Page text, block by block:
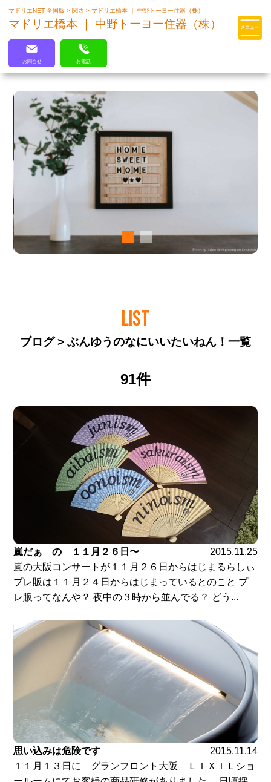
マドリエはLIXILの厳しい基準を
クリアした住まいのプロ集団です
マドリエNET 全国版> 関西>マドリエ橋本 ｜ 中野トーヨー住器（株）
マドリエ橋本 ｜ 中野トーヨー住器（株）
お問合せ お電話
LIST
ブログ > ぶんゆうのなにいいたいねん！一覧
91件
嵐だぁ の １１月２６日〜
2015.11.25
嵐の大阪コンサートが１１月２６日からはじまるらしぃ
プレ販は１１月２４日からはじまっているとのこと プ
レ販ってなんや？ 夜中の３時から並んでる？ どう...
思い込みは危険です
2015.11.14
１１月１３日に グランフロント大阪 ＬＩＸＩＬショ